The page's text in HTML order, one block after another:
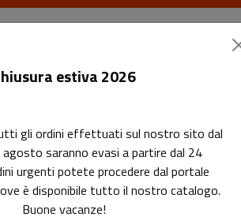
Le riviste I corsi
e riviste di
studenti e bibliotecari e
estiva 2026
gli ordini effettuati sul nostro sito dal
saranno evasi a partire dal 24
urgenti potete procedere dal portale
è disponibile tutto il nostro catalogo.
Buone vacanze!